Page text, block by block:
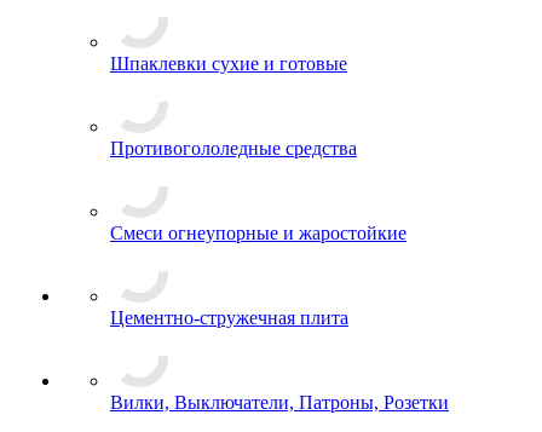
Шпаклевки сухие и готовые
Противогололедные средства
Смеси огнеупорные и жаростойкие
Цементно-стружечная плита
Вилки, Выключатели, Патроны, Розетки